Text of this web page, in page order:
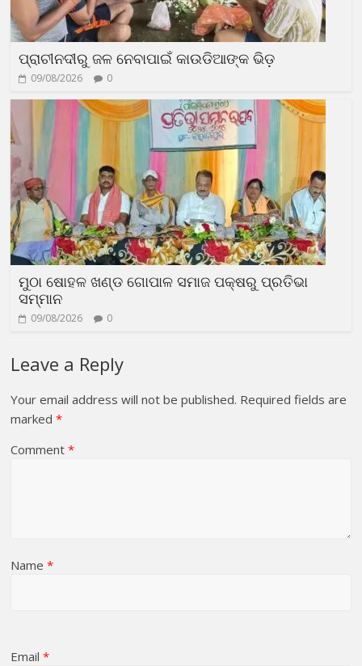
ପ୍ରାଚୀନଦୀରୁ ଜଳ ନେବାପାଇଁ କାଉଡିଆଙ୍କ ଭିଡ଼
09/08/2026 0
ମୁଠା ଷୋହଳ ଖଣ୍ଡ ଗୋପାଳ ସମାଜ ପକ୍ଷରୁ ପ୍ରତିଭା
ସମ୍ମାନ
09/08/2026 0
Leave a Reply
Your email address will not be published. Required fields are
marked*
Comment*
Name*
Email*